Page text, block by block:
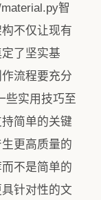
智
不仅让现有
了坚实基
流程要充分
些实用技巧至
简单的关键
更高质量的
不是简单的
针对性的文